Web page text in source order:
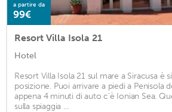
a partire da
99€
Resort Villa Isola 21
Hotel
Resort Villa Isola 21 sul mare a Siracusa è
posizione. Puoi arrivare a piedi a Penisola
appena 4 minuti di auto c'è Ionian Sea.
sulla spiaggia ...